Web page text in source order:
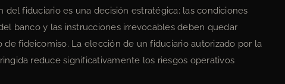
fiduciario es una decisión estratégica: las condiciones
banco y las instrucciones irrevocables deben quedar
fideicomiso. La elección de un fiduciario autorizado por la
reduce significativamente los riesgos operativos